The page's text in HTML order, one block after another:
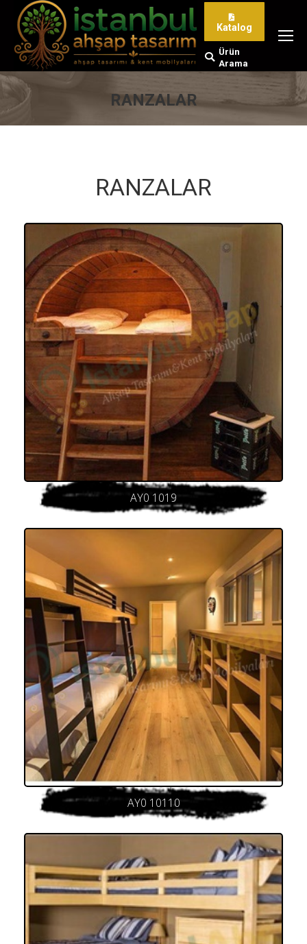
Katalog
Search:
Ürün
Arama
RANZALAR
RANZALAR
AY0 1019
AY0 10110